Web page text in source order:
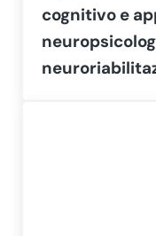
cognitivo e